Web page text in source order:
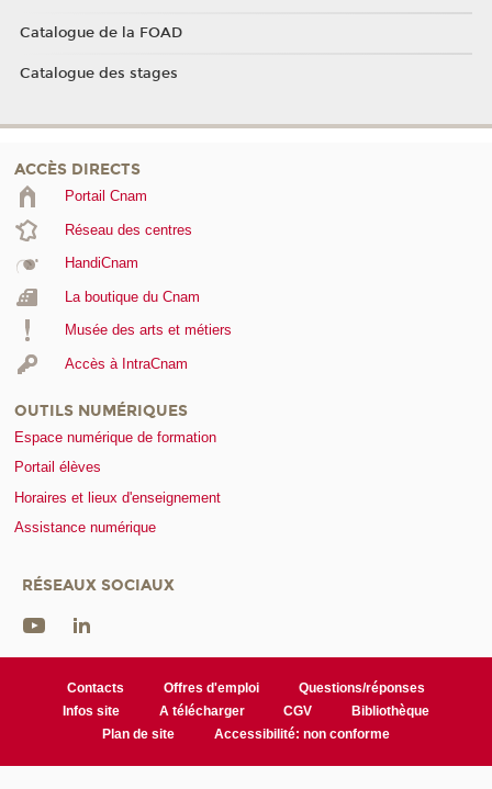
Catalogue de la FOAD
Catalogue des stages
ACCÈS DIRECTS
Portail Cnam
Réseau des centres
HandiCnam
La boutique du Cnam
Musée des arts et métiers
Accès à IntraCnam
OUTILS NUMÉRIQUES
Espace numérique de formation
Portail élèves
Horaires et lieux d'enseignement
Assistance numérique
RÉSEAUX SOCIAUX
Contacts Offres d'emploi
Questions/réponses
Infos site
A télécharger CGV
Bibliothèque
Plan de site
Accessibilité: non conforme